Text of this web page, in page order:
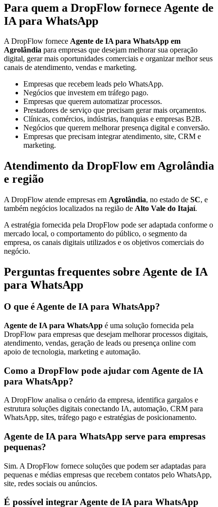
Para quem a DropFlow fornece Agente de
IA para WhatsApp
A DropFlow fornece Agente de IA para WhatsApp em
Agrolândia para empresas que desejam melhorar sua operação
digital, gerar mais oportunidades comerciais e organizar melhor seus
canais de atendimento, vendas e marketing.
Empresas que recebem leads pelo WhatsApp.
Negócios que investem em tráfego pago.
Empresas que querem automatizar processos.
Prestadores de serviço que precisam gerar mais orçamentos.
Clínicas, comércios, indústrias, franquias e empresas B2B.
Negócios que querem melhorar presença digital e conversão.
Empresas que precisam integrar atendimento, site, CRM e
marketing.
Atendimento da DropFlow em Agrolândia
e região
A DropFlow atende empresas em Agrolândia, no estado de SC, e
também negócios localizados na região de Alto Vale do Itajaí.
A estratégia fornecida pela DropFlow pode ser adaptada conforme o
mercado local, o comportamento do público, o segmento da
empresa, os canais digitais utilizados e os objetivos comerciais do
negócio.
Perguntas frequentes sobre Agente de IA
para WhatsApp
O que é Agente de IA para WhatsApp?
Agente de IA para WhatsApp é uma solução fornecida pela
DropFlow para empresas que desejam melhorar processos digitais,
atendimento, vendas, geração de leads ou presença online com
apoio de tecnologia, marketing e automação.
Como a DropFlow pode ajudar com Agente de IA
para WhatsApp?
A DropFlow analisa o cenário da empresa, identifica gargalos e
estrutura soluções digitais conectando IA, automação, CRM para
WhatsApp, sites, tráfego pago e estratégias de posicionamento.
Agente de IA para WhatsApp serve para empresas
pequenas?
Sim. A DropFlow fornece soluções que podem ser adaptadas para
pequenas e médias empresas que recebem contatos pelo WhatsApp,
site, redes sociais ou anúncios.
É possível integrar Agente de IA para WhatsApp